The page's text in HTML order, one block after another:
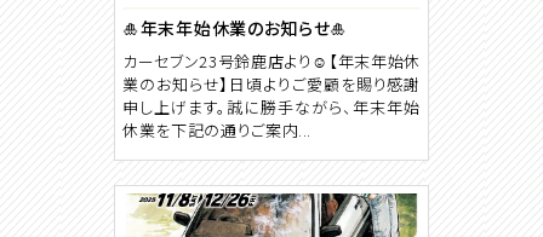
🎍年末年始休業のお知らせ🎍
カーセブン23号鈴鹿店より☺【年末年始休
業のお知らせ】日頃よりご愛顧を賜り感謝
申し上げます。誠に勝手ながら、年末年始
休業を下記の通りご案内...